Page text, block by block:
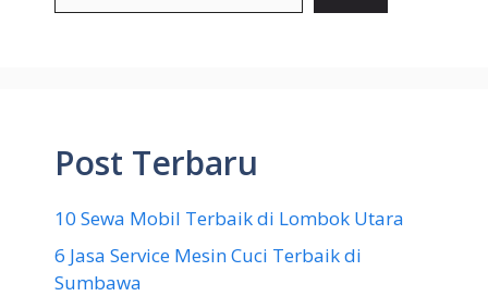
Post Terbaru
10 Sewa Mobil Terbaik di Lombok Utara
6 Jasa Service Mesin Cuci Terbaik di
Sumbawa